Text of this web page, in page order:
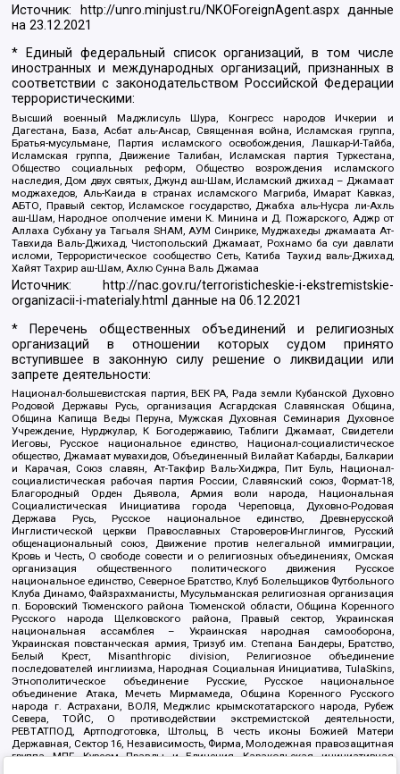
Источник: http://unro.minjust.ru/NKOForeignAgent.aspxданные
на23.12.2021
* Единый федеральный список организаций, в том числе
иностранных и международных организаций, признанных в
соответствии с законодательством Российской Федерации
террористическими:
Высший военный Маджлисуль Шура, Конгресс народов Ичкерии и
Дагестана, База, Асбат аль-Ансар, Священная война, Исламская группа,
Братья-мусульмане, Партия исламского освобождения, Лашкар-И-Тайба,
Исламская группа, Движение Талибан, Исламская партия Туркестана,
Общество социальных реформ, Общество возрождения исламского
наследия, Дом двух святых, Джунд аш-Шам, Исламский джихад – Джамаат
моджахедов, Аль-Каида в странах исламского Магриба, Имарат Кавказ,
АБТО, Правый сектор, Исламское государство, Джабха аль-Нусра ли-Ахль
аш-Шам, Народное ополчение имени К. Минина и Д. Пожарского, Аджр от
Аллаха Субхану уа Тагьаля SHAM, АУМ Синрике, Муджахеды джамаата Ат-
Тавхида Валь-Джихад, Чистопольский Джамаат, Рохнамо ба суи давлати
исломи, Террористическое сообщество Сеть, Катиба Таухид валь-Джихад,
Хайят Тахрир аш-Шам, Ахлю Сунна Валь Джамаа
Источник:
http://nac.gov.ru/terroristicheskie-i-ekstremistskie-
organizacii-i-materialy.html данные на06.12.2021
* Перечень общественных объединений и религиозных
организаций в отношении которых судом принято
вступившее в законную силу решение о ликвидации или
запрете деятельности:
Национал-большевистская партия, ВЕК РА, Рада земли Кубанской Духовно
Родовой Державы Русь, организация Асгардская Славянская Община,
Община Капища Веды Перуна, Мужская Духовная Семинария Духовное
Учреждение, Нурджулар, К Богодержавию, Таблиги Джамаат, Свидетели
Иеговы, Русское национальное единство, Национал-социалистическое
общество, Джамаат мувахидов, Объединенный Вилайат Кабарды, Балкарии
и Карачая, Союз славян, Ат-Такфир Валь-Хиджра, Пит Буль, Национал-
социалистическая рабочая партия России, Славянский союз, Формат-18,
Благородный Орден Дьявола, Армия воли народа, Национальная
Социалистическая Инициатива города Череповца, Духовно-Родовая
Держава Русь, Русское национальное единство, Древнерусской
Инглистической церкви Православных Староверов-Инглингов, Русский
общенациональный союз, Движение против нелегальной иммиграции,
Кровь и Честь, О свободе совести и о религиозных объединениях, Омская
организация общественного политического движения Русское
национальное единство, Северное Братство, Клуб Болельщиков Футбольного
Клуба Динамо, Файзрахманисты, Мусульманская религиозная организация
п. Боровский Тюменского района Тюменской области, Община Коренного
Русского народа Щелковского района, Правый сектор, Украинская
национальная ассамблея – Украинская народная самооборона,
Украинская повстанческая армия, Тризуб им. Степана Бандеры, Братство,
Белый Крест, Misanthropic division, Религиозное объединение
последователей инглиизма, Народная Социальная Инициатива, TulaSkins,
Этнополитическое объединение Русские, Русское национальное
объединение Атака, Мечеть Мирмамеда, Община Коренного Русского
народа г. Астрахани, ВОЛЯ, Меджлис крымскотатарского народа, Рубеж
Севера, ТОЙС, О противодействии экстремистской деятельности,
РЕВТАТПОД, Артподготовка, Штольц, В честь иконы Божией Матери
Державная, Сектор 16, Независимость, Фирма, Молодежная правозащитная
группа МПГ, Курсом Правды и Единения, Каракольская инициативная